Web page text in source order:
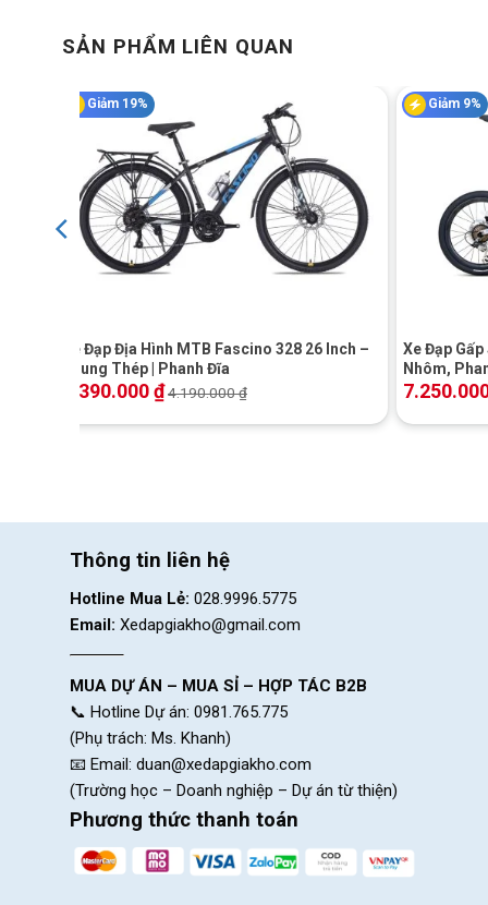
Hệ thống truyền động Shimano Claris R2000
Xe Đạp Nesto Cat sử dụng hệ thống truyền động
SẢN PHẨM LIÊN QUAN
Giảm 19%
Xe Đạp Địa Hình MTB Fascino 328 26 Inch –
Khung Thép | Phanh Đĩa
3.390.000₫4.190.000₫
Giảm 9%
Xe Đạp
Nhôm,
Thông tin liên hệ
Hotline Mua Lẻ: 028.9996.5775
Email: Xedapgiakho@gmail.com
MUA DỰ ÁN – MUA SỈ – HỢP TÁC B2B
📞 Hotline Dự án: 0981.765.775
(Phụ trách: Ms. Khanh)
📧 Email: duan@xedapgiakho.com
(Trường học – Doanh nghiệp – Dự án từ thiện)
Phương thức thanh toán